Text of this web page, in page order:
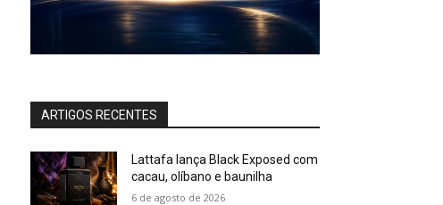
ARTIGOS RECENTES
Lattafa lança Black Exposed com
cacau, olíbano e baunilha
6 de agosto de 2026